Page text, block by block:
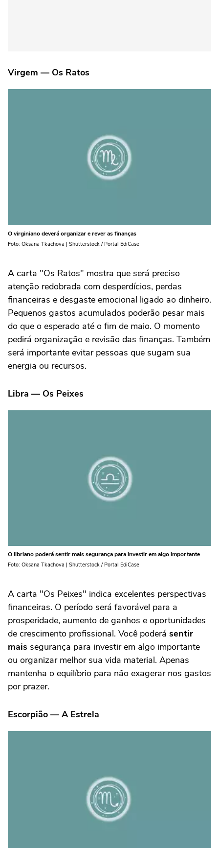
Virgem — Os Ratos
O virginiano deverá organizar e rever as finanças
Foto: Oksana Tkachova | Shutterstock / Portal EdiCase
A carta "Os Ratos" mostra que será preciso
atenção redobrada com desperdícios, perdas
financeiras e desgaste emocional ligado ao dinheiro.
Pequenos gastos acumulados poderão pesar mais
do que o esperado até o fim de maio. O momento
pedirá organização e revisão das finanças. Também
será importante evitar pessoas que sugam sua
energia ou recursos.
Libra — Os Peixes
O libriano poderá sentir mais segurança para investir em algo importante
Foto: Oksana Tkachova | Shutterstock / Portal EdiCase
A carta "Os Peixes" indica excelentes perspectivas
financeiras. O período será favorável para a
prosperidade, aumento de ganhos e oportunidades
de crescimento profissional. Você poderá sentir
mais segurança para investir em algo importante
ou organizar melhor sua vida material. Apenas
mantenha o equilíbrio para não exagerar nos gastos
por prazer.
Escorpião — A Estrela